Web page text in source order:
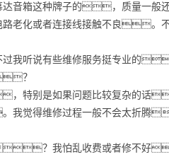
这种牌子的，质量一般还
老化或者连接线接触不良。
说有些维修服务挺专业的
？
特别是如果问题比较复杂的话
觉得维修过程一般不会太折腾
？我怕乱收费或者修不好